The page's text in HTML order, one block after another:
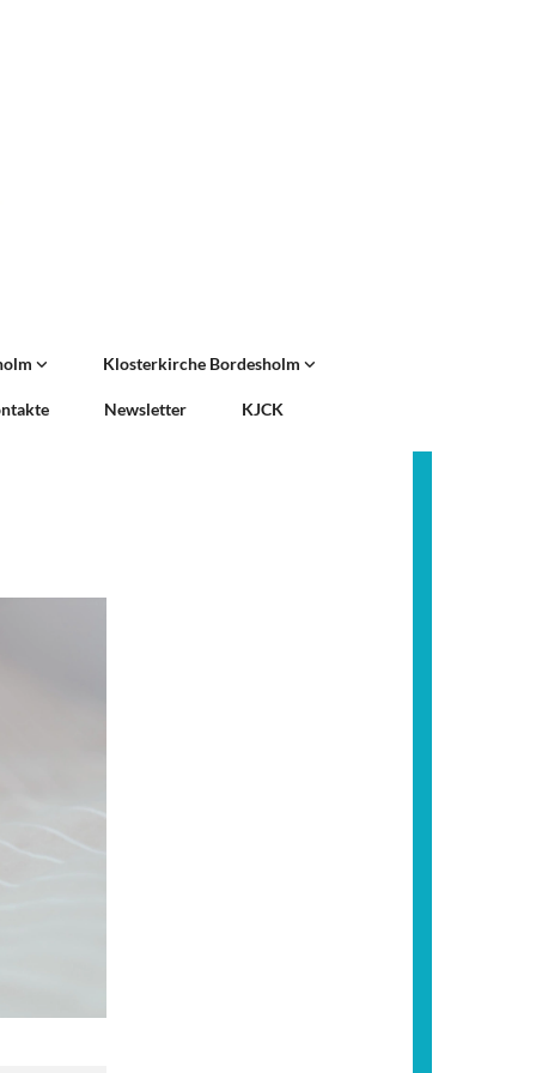
Klosterkirche Bordesholm
Newsletter KJCK